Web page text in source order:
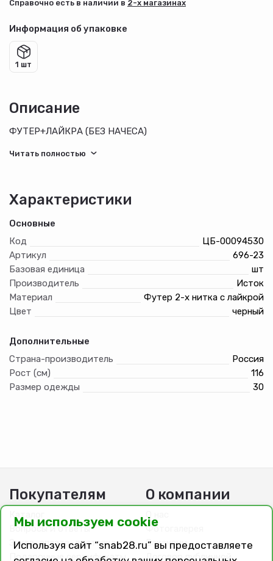
Cправочно есть в наличии в 2-х магазинах
Информация об упаковке
1 шт
Описание
ФУТЕР+ЛАЙКРА (БЕЗ НАЧЕСА)
Характеристики
Основные
Код
ЦБ-00094530
Артикул
696-23
Базовая единица
шт
Производитель
Исток
Материал
Футер 2-х нитка с лайкрой
Цвет
черный
Дополнительные
Страна-производитель
Россия
Рост (см)
116
Размер одежды
30
Покупателям
Каталог
Вопросы и ответы
Заказ, оплата, доставка
Подарочные сертификаты
О компании
О нас
Фотогалерея
Вакансии
Договор публичной
Мы используем cookie
Используя сайт “snab28.ru” вы предоставляете